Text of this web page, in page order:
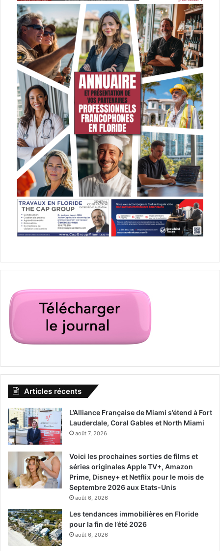
gérant des urgences de plus en plus pressantes
Le 8 avril :
How to Sell Drugs Online (Fast)
(saison 4)
La saison finale explosive de cette série allemande où les
combines numériques et les mésaventures des
Le 8 avril:
The Glass Dome (saison 1)
Articles récents
L’Alliance Française de Miami s’étend à Fort
Lauderdale, Coral Gables et North Miami
août 7, 2026
Voici les prochaines sorties de films et
séries originales Apple TV+, Amazon
Prime, Disney+ et Netflix pour le mois de
Septembre 2026 aux Etats-Unis
août 6, 2026
Les tendances immobilières en Floride
pour la fin de l’été 2026
août 6, 2026